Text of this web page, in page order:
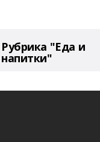
Рубрика "Еда и
напитки"